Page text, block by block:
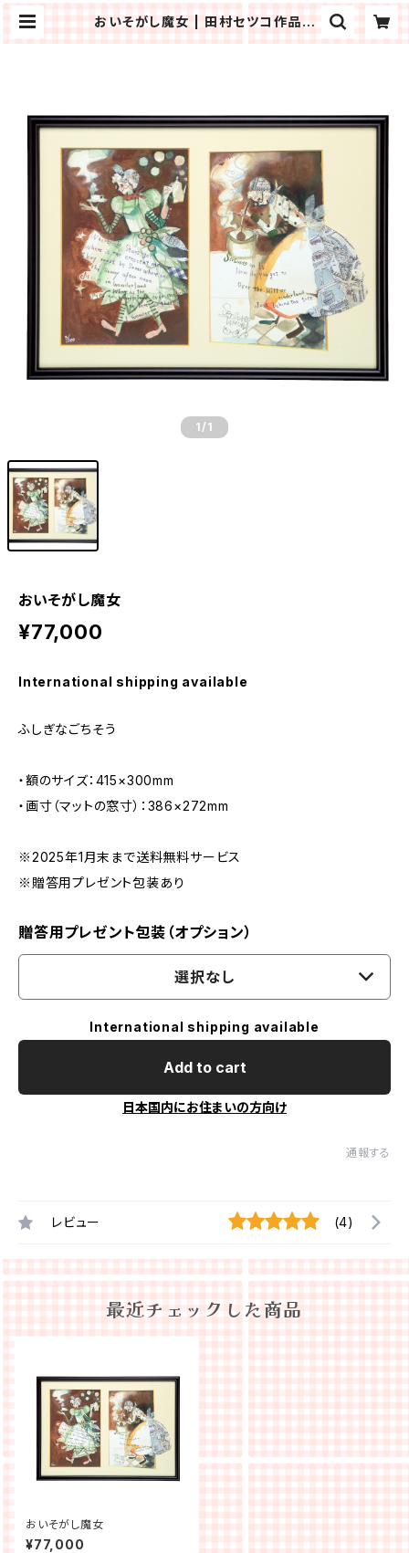
おいそがし魔女 | 田村セツコ作品オ
1 /1
おいそがし魔女
¥77,000
International shipping available
ふしぎなごちそう
・額のサイズ：415×300mm
・画寸（マットの窓寸）：386×272mm
※2025年1月末まで送料無料サービス
※贈答用プレゼント包装あり
贈答用プレゼント包装（オプション）
選択なし
International shipping available
Add to cart
日本国内にお住まいの方向け
通報する
レビュー (4)
最近チェックした商品
おいそがし魔女
¥77,000